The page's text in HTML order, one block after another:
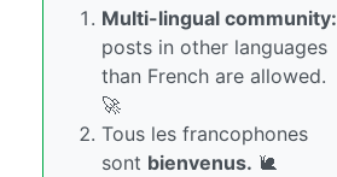
Multi-lingual community:
posts in other languages
than French are allowed.
🚀
Tous les francophones
sont bienvenus. 🐌